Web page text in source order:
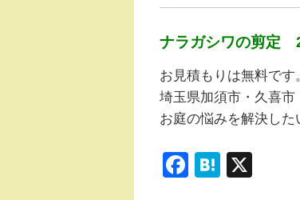
ナラガシワの剪定
お見積もりは無料です
埼玉県加須市・久喜市
お庭の悩みを解決した
F
H